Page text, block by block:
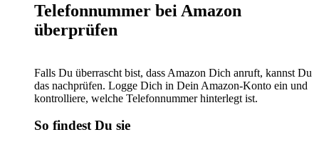
Telefonnummer bei Amazon
überprüfen
Falls Du überrascht bist, dass Amazon Dich anruft, kannst Du
das nachprüfen. Logge Dich in Dein Amazon-Konto ein und
kontrolliere, welche Telefonnummer hinterlegt ist.
So findest Du sie